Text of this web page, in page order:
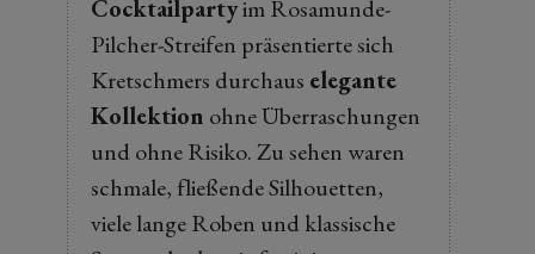
Cocktailpartyim Rosamunde-
Pilcher-Streifen präsentierte sich
Kretschmers durchaus elegante
Kollektion ohne Überraschungen
und ohne Risiko. Zu sehen waren
schmale, fließende Silhouetten,
viele lange Roben und klassische